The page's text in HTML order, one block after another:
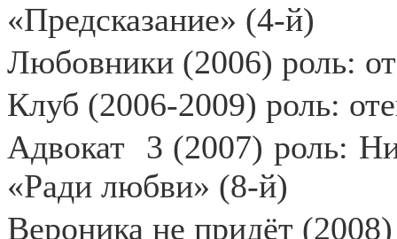
«Предсказание» (4-й)
Любовники (2006) роль:
Клуб (2006-2009) роль:
Адвокат
3 (2007) роль:
«Ради любви» (8-й)
Вероника не придёт